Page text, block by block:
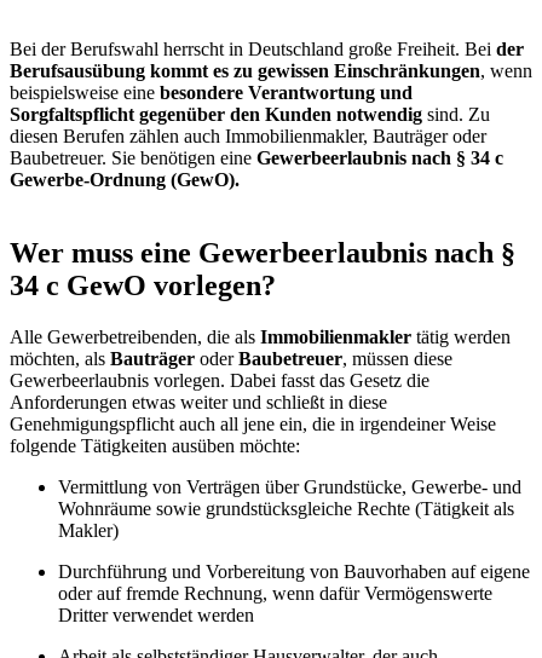
Bei der Berufswahl herrscht in Deutschland große Freiheit. Bei der
Berufsausübung kommt es zu gewissen Einschränkungen, wenn
beispielsweise eine besondere Verantwortung und
Sorgfaltspflicht gegenüber den Kunden notwendig sind. Zu
diesen Berufen zählen auch Immobilienmakler, Bauträger oder
Baubetreuer. Sie benötigen eine Gewerbeerlaubnis nach § 34 c
Gewerbe-Ordnung (GewO).
Wer muss eine Gewerbeerlaubnis nach §
34 c GewO vorlegen?
Alle Gewerbetreibenden, die als Immobilienmakler tätig werden
möchten, als Bauträger oderBaubetreuer, müssen diese
Gewerbeerlaubnis vorlegen. Dabei fasst das Gesetz die
Anforderungen etwas weiter und schließt in diese
Genehmigungspflicht auch all jene ein, die in irgendeiner Weise
folgende Tätigkeiten ausüben möchte:
Vermittlung von Verträgen über Grundstücke, Gewerbe- und
Wohnräume sowie grundstücksgleiche Rechte (Tätigkeit als
Makler)
Durchführung und Vorbereitung von Bauvorhaben auf eigene
oder auf fremde Rechnung, wenn dafür Vermögenswerte
Dritter verwendet werden